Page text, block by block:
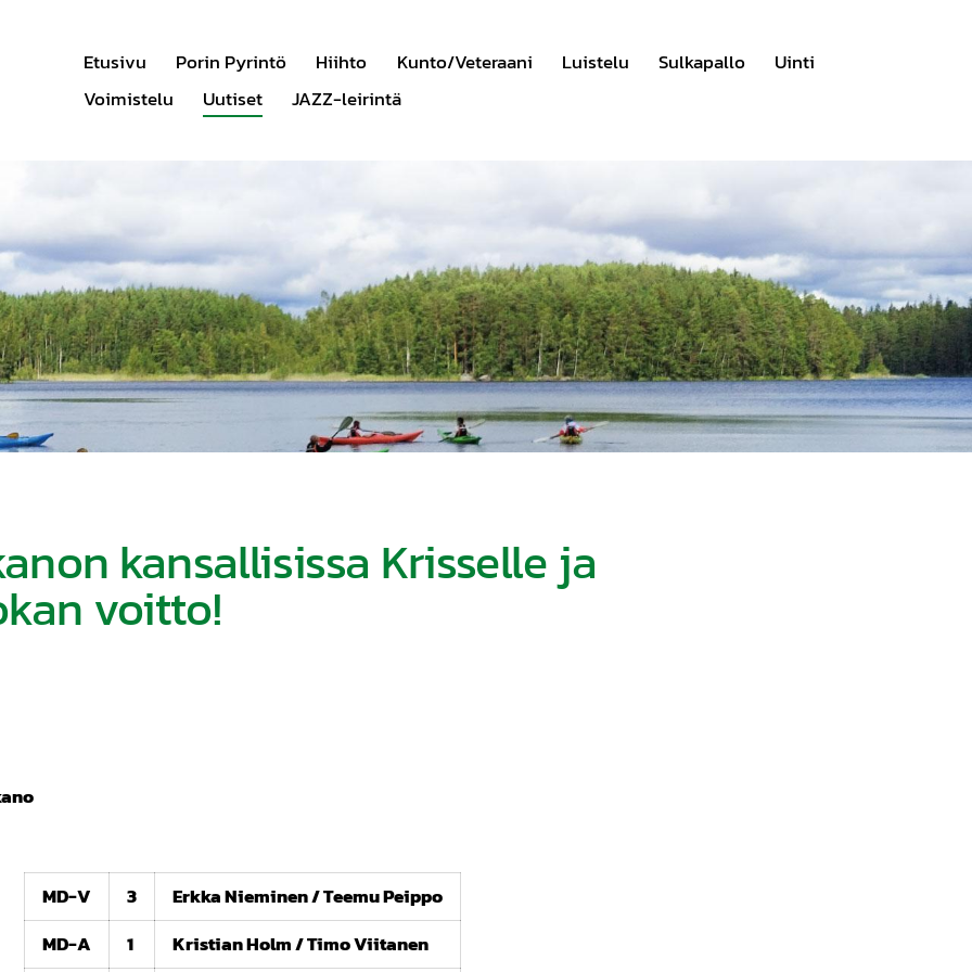
Etusivu Porin Pyrintö Hiihto Kunto/Veteraani Luistelu Sulkapallo
Uinti
Voimistelu
Uutiset JAZZ-leirintä
kansallisissa Krisselle ja
voitto!
MD-V 3
Erkka Nieminen / Teemu Peippo
MD-A
1 Kristian Holm / Timo Viitanen